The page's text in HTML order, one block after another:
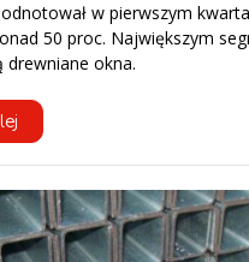
w pierwszym
50 proc. Największym
drewniane okna.